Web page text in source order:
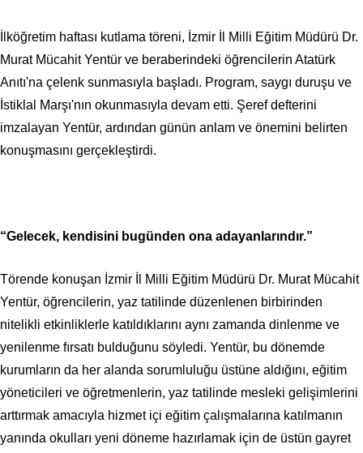
İlköğretim haftası kutlama töreni, İzmir İl Milli Eğitim Müdürü Dr.
Murat Mücahit Yentür ve beraberindeki öğrencilerin Atatürk
Anıtı'na çelenk sunmasıyla başladı. Program, saygı duruşu ve
İstiklal Marşı'nın okunmasıyla devam etti. Şeref defterini
imzalayan Yentür, ardından günün anlam ve önemini belirten
konuşmasını gerçekleştirdi.
“Gelecek, kendisini bugünden ona adayanlarındır.”
Törende konuşan İzmir İl Milli Eğitim Müdürü Dr. Murat Mücahit
Yentür, öğrencilerin, yaz tatilinde düzenlenen birbirinden
nitelikli etkinliklerle katıldıklarını aynı zamanda dinlenme ve
yenilenme fırsatı bulduğunu söyledi. Yentür, bu dönemde
kurumların da her alanda sorumluluğu üstüne aldığını, eğitim
yöneticileri ve öğretmenlerin, yaz tatilinde mesleki gelişimlerini
arttırmak amacıyla hizmet içi eğitim çalışmalarına katılmanın
yanında okulları yeni döneme hazırlamak için de üstün gayret